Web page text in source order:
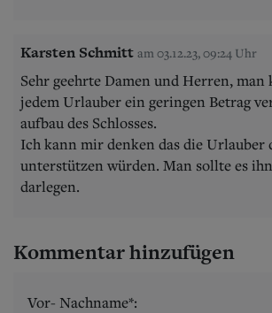
Karsten Schmitt am 03.12.23, 09:24 Uhr
Sehr geehrte Damen und Herren, man
jedem Urlauber ein geringen Betrag
aufbau des Schlosses.
Ich kann mir denken das die Urlauber
unterstützen würden. Man sollte es
darlegen.
Kommentar hinzufügen
Vor- Nachname*: